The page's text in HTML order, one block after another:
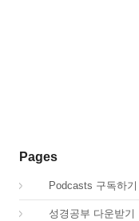
Pages
Podcasts 구독하기
성경공부 다운받기